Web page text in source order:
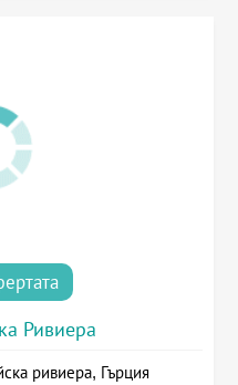
Ривиера
ривиера, Гърция